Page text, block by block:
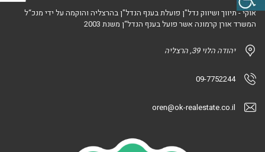
אוקי - תיווך ושיווק נדל"ן פועלת בענף הנדל"ן בהרצליה והוקמה על ידי מנכ“ל
המשרד אורן קרמונה אשר פועל בענף הנדל“ן משנת 2003
יהודה הלוי 39, הרצליה
09-7752244
oren@ok-realestate.co.il